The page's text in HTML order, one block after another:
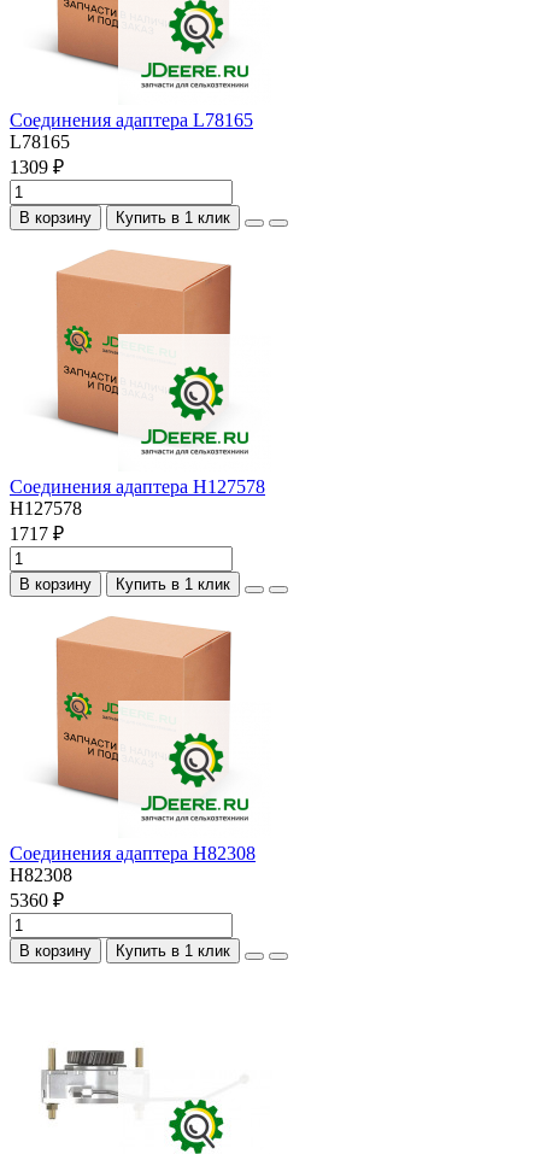
Соединения адаптера L78165
L78165
1309 ₽
В корзину Купить в 1 клик
Соединения адаптера H127578
H127578
1717 ₽
В корзину Купить в 1 клик
Соединения адаптера H82308
H82308
5360 ₽
В корзину Купить в 1 клик